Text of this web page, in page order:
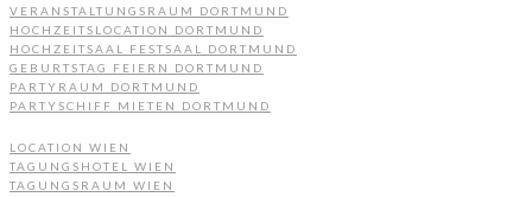
VERANSTALTUNGSRAUM DORTMUND
HOCHZEITSLOCATION DORTMUND
HOCHZEITSAAL FESTSAAL DORTMUND
GEBURTSTAG FEIERN DORTMUND
PARTYRAUM DORTMUND
PARTYSCHIFF MIETEN DORTMUND
LOCATION WIEN
TAGUNGSHOTEL WIEN
TAGUNGSRAUM WIEN